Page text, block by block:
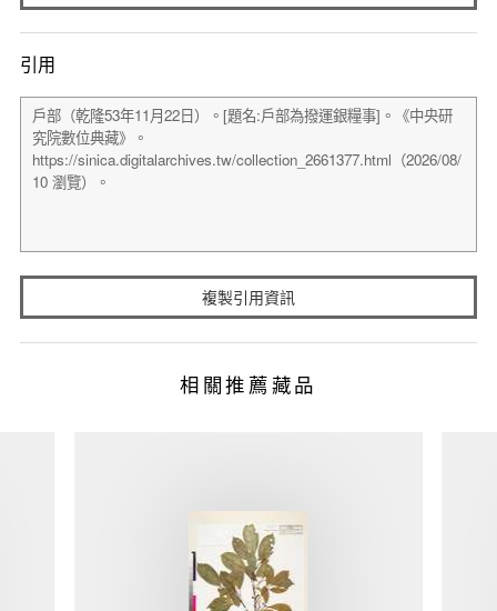
引用
複製引用資訊
相關推薦藏品